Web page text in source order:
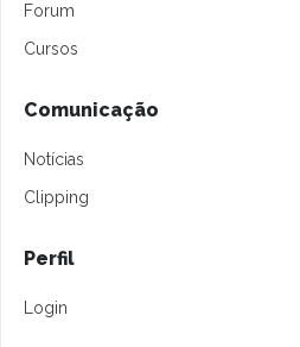
Forum
Cursos
Comunicação
Notícias
Clipping
Perfil
Login